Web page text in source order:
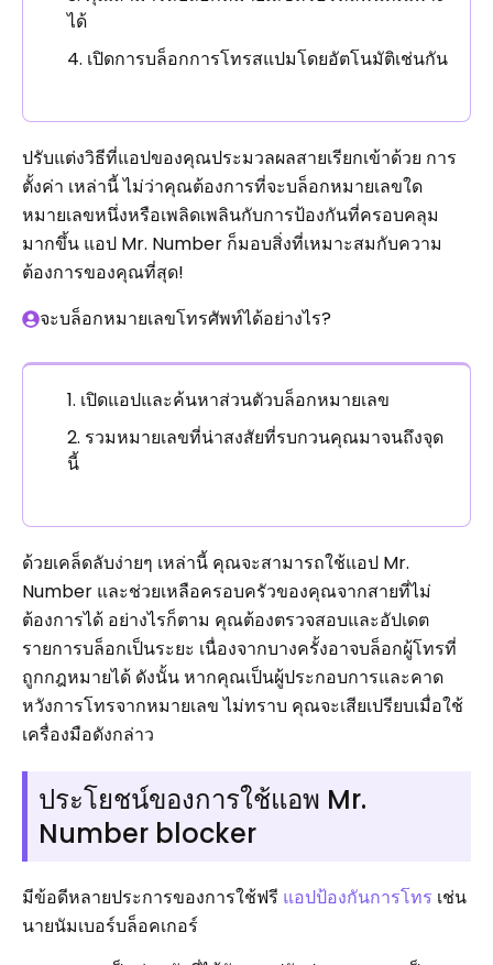
ได้
เปิดการบล็อกการโทรสแปมโดยอัตโนมัติเช่นกัน
ปรับแต่งวิธีที่แอปของคุณประมวลผลสายเรียกเข้าด้วย การ
ตั้งค่า เหล่านี้ ไม่ว่าคุณต้องการที่จะบล็อกหมายเลขใด
หมายเลขหนึ่งหรือเพลิดเพลินกับการป้องกันที่ครอบคลุม
มากขึ้น แอป Mr. Number ก็มอบสิ่งที่เหมาะสมกับความ
ต้องการของคุณที่สุด!
จะบล็อกหมายเลขโทรศัพท์ได้อย่างไร?
เปิดแอปและค้นหาส่วนตัวบล็อกหมายเลข
รวมหมายเลขที่น่าสงสัยที่รบกวนคุณมาจนถึงจุด
นี้
ด้วยเคล็ดลับง่ายๆ เหล่านี้ คุณจะสามารถใช้แอป Mr.
Number และช่วยเหลือครอบครัวของคุณจากสายที่ไม่
ต้องการได้ อย่างไรก็ตาม คุณต้องตรวจสอบและอัปเดต
รายการบล็อกเป็นระยะ เนื่องจากบางครั้งอาจบล็อกผู้โทรที่
ถูกกฎหมายได้ ดังนั้น หากคุณเป็นผู้ประกอบการและคาด
หวังการโทรจากหมายเลข ไม่ทราบ คุณจะเสียเปรียบเมื่อใช้
เครื่องมือดังกล่าว
ประโยชน์ของการใช้แอพ Mr.
Number blocker
มีข้อดีหลายประการของการใช้ฟรี แอปป้องกันการโทร เช่น
นายนัมเบอร์บล็อคเกอร์